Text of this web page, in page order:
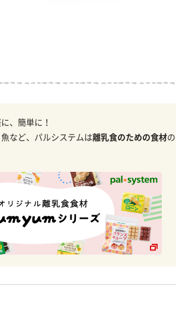
、簡単に！
など、パルシステムは離乳食のための食材